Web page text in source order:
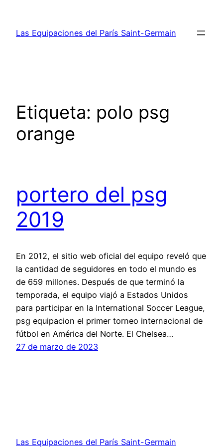
contenido
Las Equipaciones del París Saint-Germain
Etiqueta: polo psg
orange
portero del psg
2019
En 2012, el sitio web oficial del equipo reveló que
la cantidad de seguidores en todo el mundo es
de 659 millones. Después de que terminó la
temporada, el equipo viajó a Estados Unidos
para participar en la International Soccer League,
psg equipacion el primer torneo internacional de
fútbol en América del Norte. El Chelsea…
27 de marzo de 2023
Las Equipaciones del París Saint-Germain